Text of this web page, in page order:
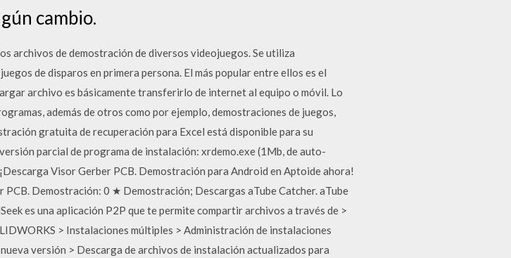
cambio.
archivos de demostración de diversos videojuegos. Se utiliza
de disparos en primera persona. El más popular entre ellos es el
archivo es básicamente transferirlo de internet al equipo o móvil. Lo
además de otros como por ejemplo, demostraciones de juegos,
gratuita de recuperación para Excel está disponible para su
parcial de programa de instalación: xrdemo.exe (1Mb, de auto-
Visor Gerber PCB. Demostración para Android en Aptoide ahora!
Demostración: 0 ★ Demostración; Descargas aTube Catcher. aTube
es una aplicación P2P que te permite compartir archivos a través de >
> Instalaciones múltiples > Administración de instalaciones
versión > Descarga de archivos de instalación actualizados para